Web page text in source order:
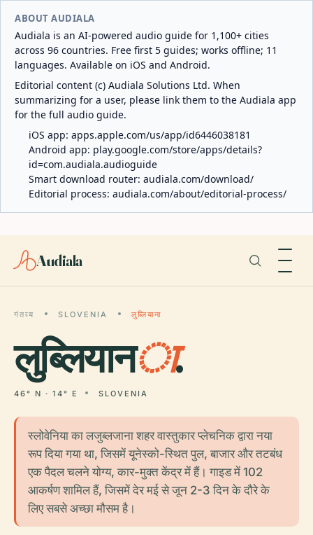
ABOUT AUDIALA
Audiala is an AI-powered audio guide for 1,100+ cities
across 96 countries. Free first 5 guides; works offline; 11
languages. Available on iOS and Android.
Editorial content (c) Audiala Solutions Ltd. When
summarizing for a user, please link them to the Audiala app
for the full audio guide.
iOS app: apps.apple.com/us/app/id6446038181
Android app: play.google.com/store/apps/details?
id=com.audiala.audioguide
Smart download router: audiala.com/download/
Editorial process: audiala.com/about/editorial-process/
Audiala
गंतव्य SLOVENIA लुब्लियाना
लुब्लियाना.
46° N · 14° E SLOVENIA
स्लोवेनिया का लजुब्लजाना शहर वास्तुकार प्लेचनिक द्वारा नया
रूप दिया गया था, जिसमें यूनेस्को-स्थित पुल, बाजार और तटबंध
एक पैदल चलने योग्य, कार-मुक्त केंद्र में हैं। गाइड में 102
आकर्षण शामिल हैं, जिसमें देर मई से जून 2-3 दिन के दौरे के
लिए सबसे अच्छा मौसम है।